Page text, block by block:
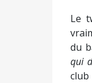
Le
du
qui
club